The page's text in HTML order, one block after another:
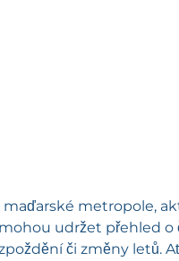
metropole,
udržet přehled
či změny letů.